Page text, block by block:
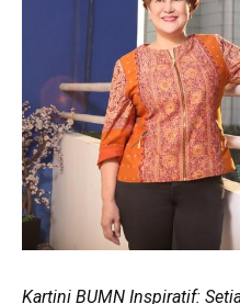
Kartini BUMN Inspiratif: